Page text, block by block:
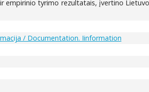
empirinio tyrimo rezultatais, įvertino
/ Documentation. Iinformation